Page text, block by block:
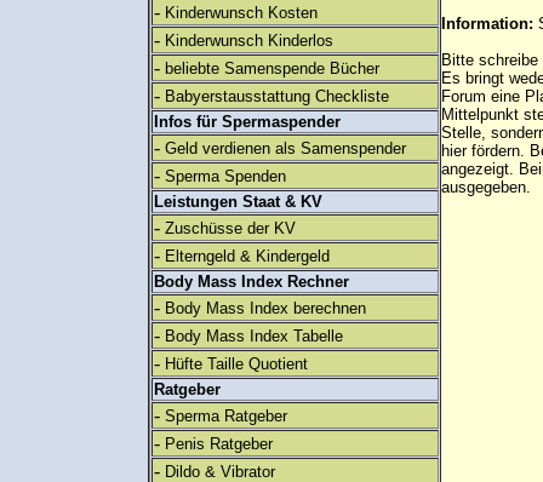
- Kinderwunsch Kosten
- Kinderwunsch Kinderlos
- beliebte Samenspende Bücher
- Babyerstausstattung Checkliste
Infos für Spermaspender
- Geld verdienen als Samenspender
- Sperma Spenden
Leistungen Staat & KV
- Zuschüsse der KV
- Elterngeld & Kindergeld
Body Mass Index Rechner
- Body Mass Index berechnen
- Body Mass Index Tabelle
- Hüfte Taille Quotient
Ratgeber
- Sperma Ratgeber
- Penis Ratgeber
- Dildo & Vibrator
Information:
Bitte
Es bringt
Forum eine
Mittelpunkt
Stelle,
hier fördern.
angezeigt.
ausgegeben.